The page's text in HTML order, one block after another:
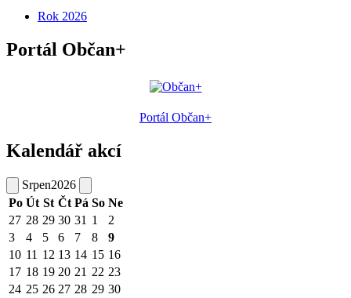
Rok 2026
Portál Občan+
Portál Občan+
Kalendář akcí
Srpen2026
Po Út St Čt Pá So Ne
27 28 29 30 31 1
2
3
4 5 6 7 8
9
10 11 12 13 14 15 16
17 18 19 20 21 22 23
24 25 26 27 28 29 30